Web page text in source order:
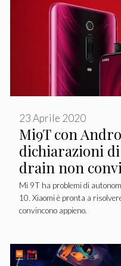
Mi9T con
dichiarazioni
drain non
23 Aprile 2020
Mi 9T ha problemi di
10. Xiaomi è pronta a
convincono appieno.